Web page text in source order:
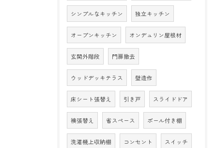
シンプルなキッチン 独立キッチン
オープンキッチン オンデュリン屋根材
玄関外階段 門扉撤去
ウッドデッキテラス 壁造作
床シート張替え 引き戸 スライドドア
襖張替え 省スペース ポール付き棚
洗濯機上収納棚 コンセント スイッチ